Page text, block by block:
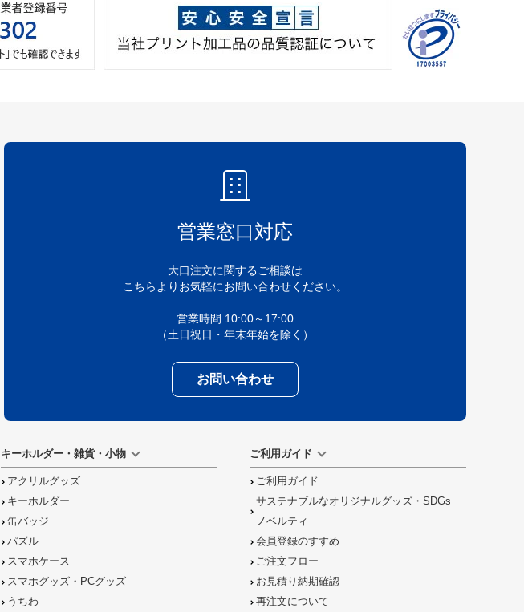
営業窓口対応
大口注文に関するご相談は
こちらよりお気軽にお問い合わせください。
営業時間 10:00～17:00
（土日祝日・年末年始を除く）
お問い合わせ
キーホルダー・雑貨・小物
アクリルグッズ
キーホルダー
缶バッジ
パズル
スマホケース
スマホグッズ・PCグッズ
うちわ
ご利用ガイド
ご利用ガイド
サステナブルなオリジナルグッズ・SDGs
ノベルティ
会員登録のすすめ
ご注文フロー
お見積り納期確認
再注文について